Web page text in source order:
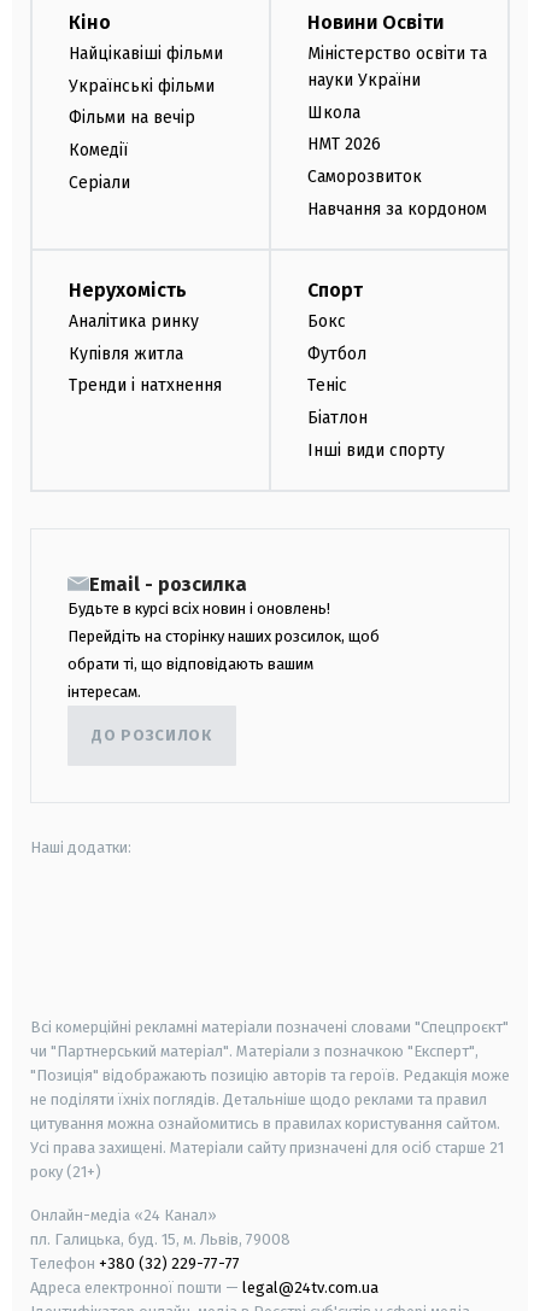
Кіно
Найцікавіші фільми
Українські фільми
Фільми на вечір
Комедії
Серіали
Новини Освіти
Міністерство освіти та
науки України
Школа
НМТ 2026
Саморозвиток
Навчання за кордоном
Нерухомість
Аналітика ринку
Купівля житла
Тренди і натхнення
Спорт
Бокс
Футбол
Теніс
Біатлон
Інші види спорту
Email - розсилка
Будьте в курсі всіх новин і оновлень!
Перейдіть на сторінку наших розсилок, щоб
обрати ті, що відповідають вашим
інтересам.
ДО РОЗСИЛОК
Наші додатки:
Всі комерційні рекламні матеріали позначені словами "Спецпроєкт"
чи "Партнерський матеріал". Матеріали з позначкою "Експерт",
"Позиція" відображають позицію авторів та героїв. Редакція може
не поділяти їхніх поглядів. Детальніше щодо реклами та правил
цитування можна ознайомитись в правилах користування сайтом.
Усі права захищені. Матеріали сайту призначені для осіб старше 21
року (21+)
Онлайн-медіа «24 Канал»
пл. Галицька, буд. 15, м. Львів, 79008
Телефон +380 (32) 229-77-77
Адреса електронної пошти — legal@24tv.com.ua